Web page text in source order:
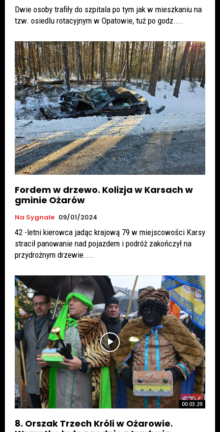
Dwie osoby trafiły do szpitala po tym jak w mieszkaniu na
tzw. osiedlu rotacyjnym w Opatowie, tuż po godz....
Fordem w drzewo. Kolizja w Karsach w
gminie Ożarów
Na Sygnale 09/01/2024
42 -letni kierowca jadąc krajową 79 w miejscowości Karsy
stracił panowanie nad pojazdem i podróż zakończył na
przydrożnym drzewie....
00:03:29
8. Orszak Trzech Króli w Ożarowie.